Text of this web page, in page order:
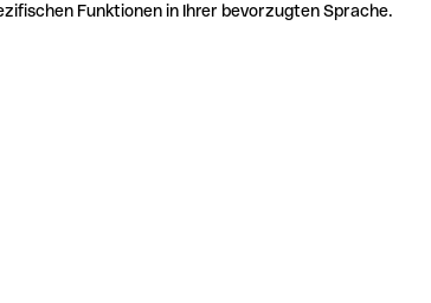
Funktionen in Ihrer bevorzugten Sprache.